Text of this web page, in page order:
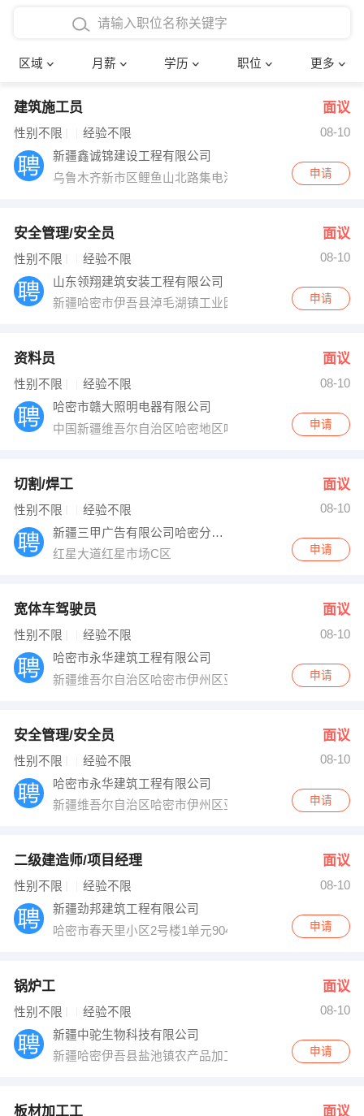
区域 月薪 学历 职位 更多
4000-5000元
8000-12000元
12000-20000元
博士
文员
财务会计
网络IT
快递员
收银员 技术员/工程师
出纳
编辑
跟单
其他职位
确定
建筑施工员 面议
性别不限 经验不限
08-10
新疆鑫诚锦建设工程有限公司
乌鲁木齐新市区鲤鱼山北路集电港1306室
申请
安全管理/安全员 面议
性别不限 经验不限
08-10
山东领翔建筑安装工程有限公司
新疆哈密市伊吾县淖毛湖镇工业园区
申请
资料员 面议
性别不限 经验不限
08-10
哈密市赣大照明电器有限公司
中国新疆维吾尔自治区哈密地区哈密市Y404
申请
切割/焊工 面议
性别不限 经验不限
08-10
新疆三甲广告有限公司哈密分公司
红星大道红星市场C区
申请
宽体车驾驶员 面议
性别不限 经验不限
08-10
哈密市永华建筑工程有限公司
新疆维吾尔自治区哈密市伊州区亚欧东路
申请
安全管理/安全员 面议
性别不限 经验不限
08-10
哈密市永华建筑工程有限公司
新疆维吾尔自治区哈密市伊州区亚欧东路
申请
二级建造师/项目经理 面议
性别不限 经验不限
08-10
新疆劲邦建筑工程有限公司
哈密市春天里小区2号楼1单元904
申请
锅炉工 面议
性别不限 经验不限
08-10
新疆中驼生物科技有限公司
新疆哈密伊吾县盐池镇农产品加工区内新疆中驼生物科技
申请
板材加工工 面议